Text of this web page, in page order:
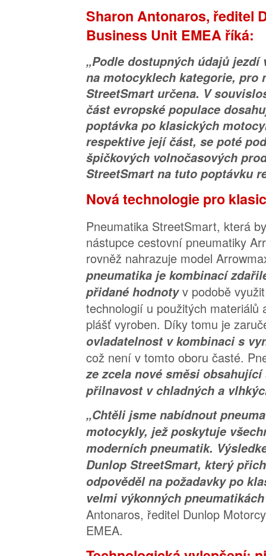
Sharon Antonaros, ředitel
Business Unit EMEA říká:
„Podle dostupných údajů jezdí
na motocyklech kategorie, pro
StreetSmart určena. V
část evropské populace
poptávka po klasických
respektive její část, se poté
špičkových volnočasových
StreetSmart na tuto poptávku
Nová technologie pro
Pneumatika StreetSmart, která
nástupce cestovní pneumatiky
rovněž nahrazuje model
pneumatika je kombinací
přidané hodnotyv podobě
technologií u použitých materiálů
plášť vyroben. Díky tomu je
ovladatelnost v kombinaci s
což není v tomto oboru časté.
ze zcela nové směsi
přilnavost v chladných a
„Chtěli jsme nabídnout
motocykly, jež poskytuje
moderních pneumatik.
Dunlop StreetSmart, který
odpověděl na požadavky po
velmi výkonných
Antonaros, ředitel Dunlop
EMEA.